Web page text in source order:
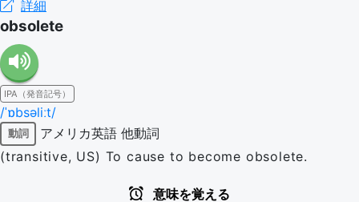
詳細
obsolete
IPA（発音記号）
/ˈɒbsəliːt/
動詞 アメリカ英語 他動詞
(transitive, US) To cause to become obsolete.
意味を覚える